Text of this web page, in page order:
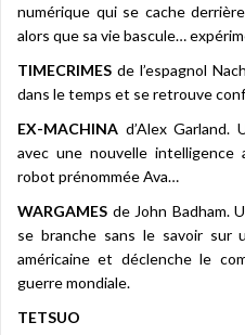
numérique qui se cache
alors que sa vie bascule…
TIMECRIMESde l’espagnol
dans le temps et se retrouve
EX-MACHINA d’Alex Garland.
avec une nouvelle
robot prénommée Ava…
WARGAMES de John Badham.
se branche sans le savoir sur
américaine et déclenche le
guerre mondiale.
TETSUO